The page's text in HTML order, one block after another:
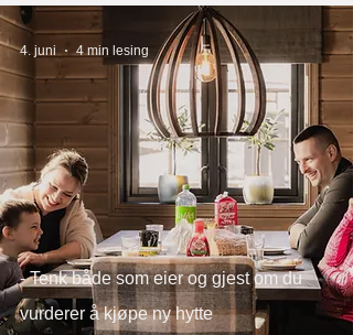
- Tenk både som eier og gjest om du
vurderer å kjøpe ny hytte
4. juni 4 min lesing